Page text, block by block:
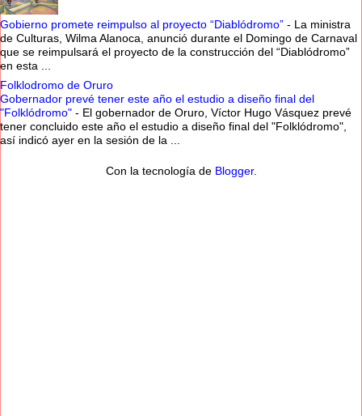
Gobierno promete reimpulso al proyecto “Diablódromo” - La ministra
de Culturas, Wilma Alanoca, anunció durante el Domingo de Carnaval
que se reimpulsará el proyecto de la construcción del “Diablódromo”
en esta ...
Folklodromo de Oruro
Gobernador prevé tener este año el estudio a diseño final del
"Folklódromo" - El gobernador de Oruro, Víctor Hugo Vásquez prevé
tener concluido este año el estudio a diseño final del "Folklódromo",
así indicó ayer en la sesión de la ...
Con la tecnología de Blogger.